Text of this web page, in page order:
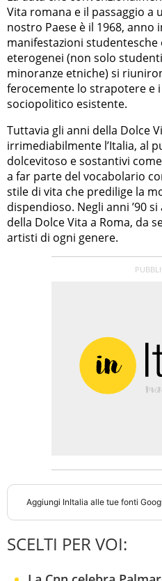
Vita romana e il passaggio a
nostro Paese è il 1968, anno
manifestazioni
eterogenei (non solo
minoranze etniche) si
ferocemente lo strapotere e
sociopolitico esistente.
Tuttavia gli anni della Dolce
irrimediabilmente l’Italia, al
dolcevitoso e sostantivi
a far parte del vocabolario
stile di vita che predilige la
dispendioso. Negli anni ’90
della Dolce Vita a Roma, da
artisti di ogni genere.
Aggiungi InItalia alle tue fonti
SCELTI PER VOI: